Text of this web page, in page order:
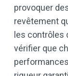
provoquer
revêtement
les contrôles
vérifier que